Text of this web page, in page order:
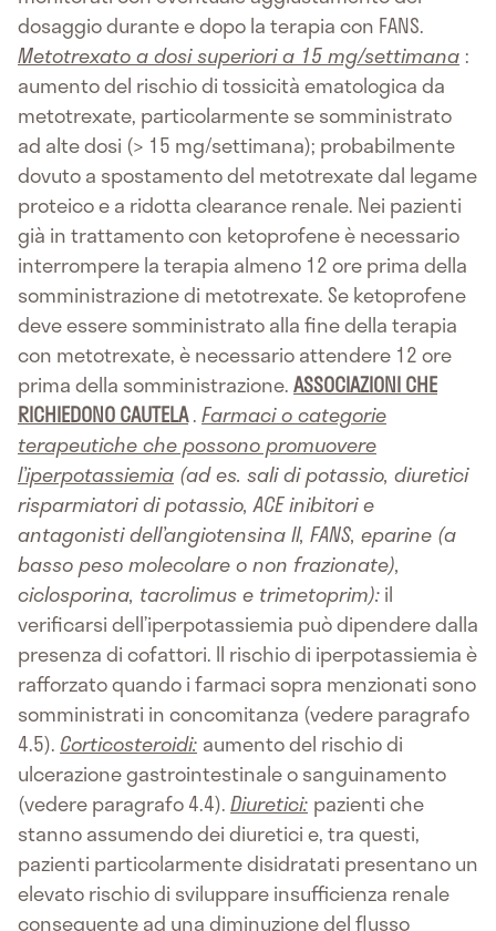
dosaggio durante e dopo la terapia con FANS.
Metotrexato a dosi superiori a 15 mg/settimana :
aumento del rischio di tossicità ematologica da
metotrexate, particolarmente se somministrato
ad alte dosi (> 15 mg/settimana); probabilmente
dovuto a spostamento del metotrexate dal legame
proteico e a ridotta clearance renale. Nei pazienti
già in trattamento con ketoprofene è necessario
interrompere la terapia almeno 12 ore prima della
somministrazione di metotrexate. Se ketoprofene
deve essere somministrato alla fine della terapia
con metotrexate, è necessario attendere 12 ore
prima della somministrazione.ASSOCIAZIONI CHE
RICHIEDONO CAUTELA.Farmaci o categorie
terapeutiche che possono promuovere
l’iperpotassiemia (ad es. sali di potassio, diuretici
risparmiatori di potassio, ACE inibitori e
antagonisti dell’angiotensina II, FANS, eparine (a
basso peso molecolare o non frazionate),
ciclosporina, tacrolimus e trimetoprim):il
verificarsi dell’iperpotassiemia può dipendere dalla
presenza di cofattori. Il rischio di iperpotassiemia è
rafforzato quando i farmaci sopra menzionati sono
somministrati in concomitanza (vedere paragrafo
4.5). Corticosteroidi: aumento del rischio di
ulcerazione gastrointestinale o sanguinamento
(vedere paragrafo 4.4).Diuretici: pazienti che
stanno assumendo dei diuretici e, tra questi,
pazienti particolarmente disidratati presentano un
elevato rischio di sviluppare insufficienza renale
conseguente ad una diminuzione del flusso